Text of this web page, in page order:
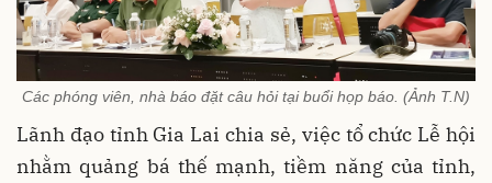
Các phóng viên, nhà báo đặt câu hỏi tại buổi họp báo. (Ảnh T.N)
Lãnh đạo tỉnh Gia Lai chia sẻ, việc tổ chức Lễ hội
nhằm quảng bá thế mạnh, tiềm năng của tỉnh,